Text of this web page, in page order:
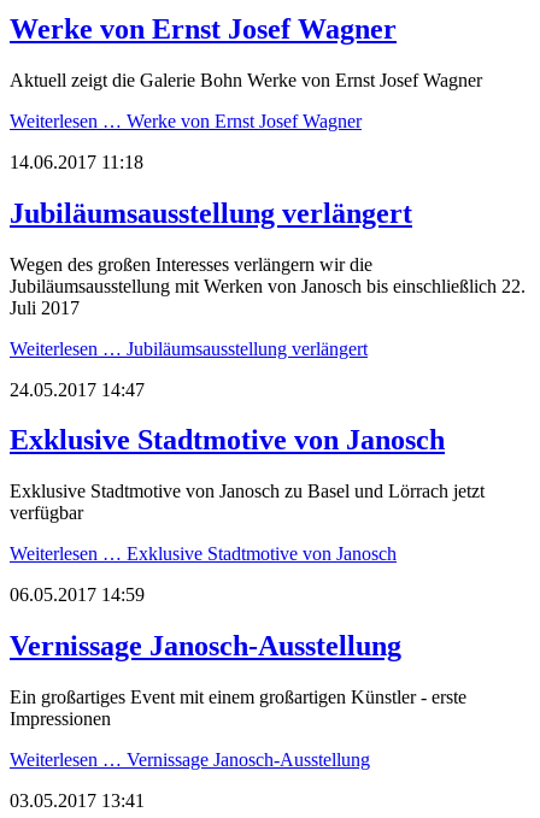
Werke von Ernst Josef Wagner
Aktuell zeigt die Galerie Bohn Werke von Ernst Josef Wagner
Weiterlesen … Werke von Ernst Josef Wagner
14.06.2017 11:18
Jubiläumsausstellung verlängert
Wegen des großen Interesses verlängern wir die
Jubiläumsausstellung mit Werken von Janosch bis einschließlich 22.
Juli 2017
Weiterlesen … Jubiläumsausstellung verlängert
24.05.2017 14:47
Exklusive Stadtmotive von Janosch
Exklusive Stadtmotive von Janosch zu Basel und Lörrach jetzt
verfügbar
Weiterlesen … Exklusive Stadtmotive von Janosch
06.05.2017 14:59
Vernissage Janosch-Ausstellung
Ein großartiges Event mit einem großartigen Künstler - erste
Impressionen
Weiterlesen … Vernissage Janosch-Ausstellung
03.05.2017 13:41